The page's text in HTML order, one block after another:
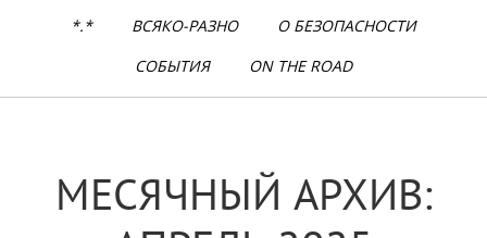
*.* ВСЯКО-РАЗНО
О БЕЗОПАСНОСТИ
СОБЫТИЯ
ON THE ROAD
МЕСЯЧНЫЙ АРХИВ: